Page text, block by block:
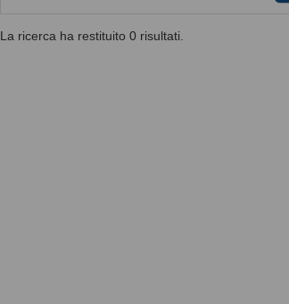
La ricerca ha restituito 0 risultati.